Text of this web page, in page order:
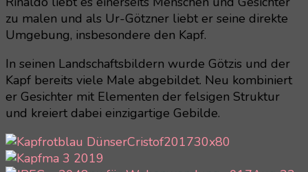
zu malen und als Ur-Götzner liebt er seine direkte
Umgebung, insbesondere den Kapf.
In seinen Landschaftsbildern wurde Götzis und der
Kapf bereits viele Male abgebildet. Neu kombiniert
er Gesichter mit Elementen der felsigen Struktur
und kreiert dabei einzigartige Gebilde.